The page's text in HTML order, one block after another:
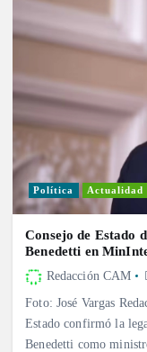
Política Actualidad
Consejo de Estado
Benedetti en
Redacción CAM
Foto: José Vargas
Estado confirmó la
Benedetti como